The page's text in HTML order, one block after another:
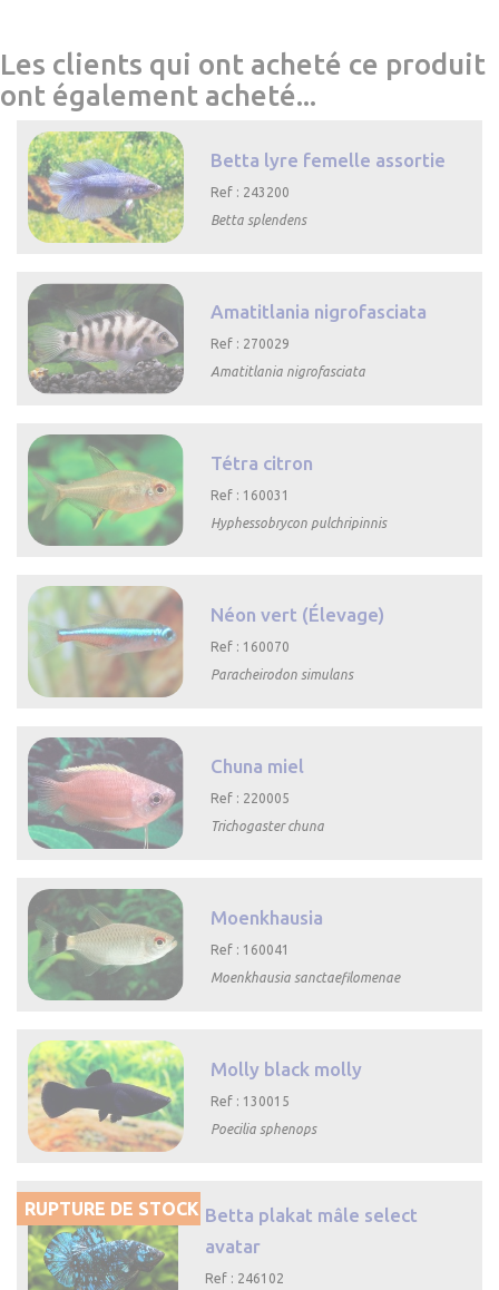
Les clients qui ont acheté ce produit
ont également acheté...
Betta lyre femelle assortie
Ref : 243200
Betta splendens
Amatitlania nigrofasciata
Ref : 270029
Amatitlania nigrofasciata
Tétra citron
Ref : 160031
Hyphessobrycon pulchripinnis
Néon vert (Élevage)
Ref : 160070
Paracheirodon simulans
Chuna miel
Ref : 220005
Trichogaster chuna
Moenkhausia
Ref : 160041
Moenkhausia sanctaefilomenae
Molly black molly
Ref : 130015
Poecilia sphenops
Betta plakat mâle select
avatar
Ref : 246102
RUPTURE DE STOCK